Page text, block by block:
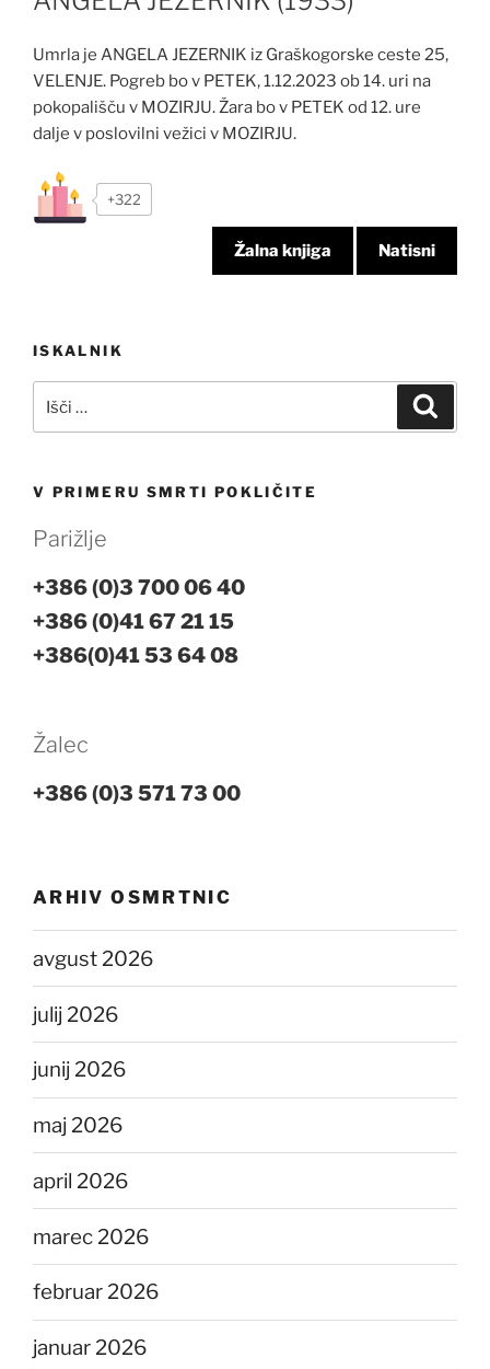
Umrla je ANGELA JEZERNIK iz Graškogorske ceste 25,
VELENJE. Pogreb bo v PETEK, 1.12.2023 ob 14. uri na
pokopališču v MOZIRJU. Žara bo v PETEK od 12. ure
dalje v poslovilni vežici v MOZIRJU.
+322
Žalna knjiga Natisni
Navigacija
ISKALNIK
V PRIMERU SMRTI POKLIČITE
Parižlje
+386 (0)3 700 06 40
+386 (0)41 67 21 15
+386(0)41 53 64 08
Žalec
+386 (0)3 571 73 00
ARHIV OSMRTNIC
avgust 2026
julij 2026
junij 2026
maj 2026
april 2026
marec 2026
februar 2026
januar 2026